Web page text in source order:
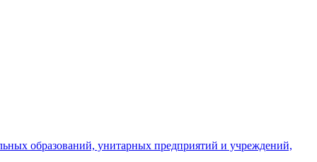
образований, унитарных предприятий и учреждений,